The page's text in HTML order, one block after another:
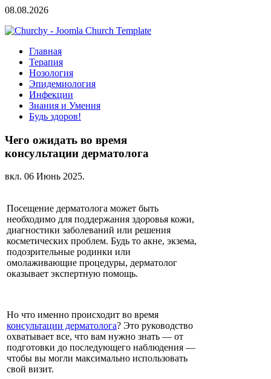
08.08.2026
Главная
Терапия
Нозология
Эпидемиология
Инфекции
Знания и Умения
Будь здоров!
Чего ожидать во время
консультации дерматолога
вкл. 06 Июнь 2025.
Посещение дерматолога может быть
необходимо для поддержания здоровья кожи,
диагностики заболеваний или решения
косметических проблем. Будь то акне, экзема,
подозрительные родинки или
омолаживающие процедуры, дерматолог
оказывает экспертную помощь.
Но что именно происходит во время
консультации дерматолога? Это руководство
охватывает все, что вам нужно знать — от
подготовки до последующего наблюдения —
чтобы вы могли максимально использовать
свой визит.